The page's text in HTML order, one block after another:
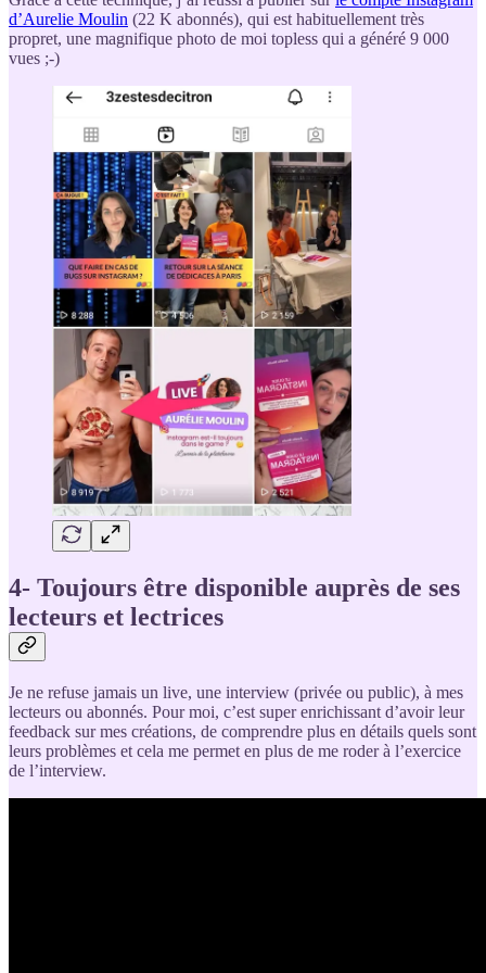
d’Aurelie Moulin (22 K abonnés), qui est habituellement très
propret, une magnifique photo de moi topless qui a généré 9 000
vues ;-)
4- Toujours être disponible auprès de ses
lecteurs et lectrices
Je ne refuse jamais un live, une interview (privée ou public), à mes
lecteurs ou abonnés. Pour moi, c’est super enrichissant d’avoir leur
feedback sur mes créations, de comprendre plus en détails quels sont
leurs problèmes et cela me permet en plus de me roder à l’exercice
de l’interview.